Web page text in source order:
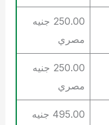
250.00 جنيه
مصري
250.00 جنيه
مصري
495.00 جنيه